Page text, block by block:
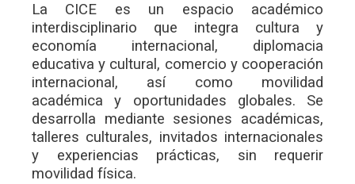
La CICE es un espacio académico
interdisciplinario que integra cultura y
economía internacional, diplomacia
educativa y cultural, comercio y cooperación
internacional, así como movilidad
académica y oportunidades globales. Se
desarrolla mediante sesiones académicas,
talleres culturales, invitados internacionales
y experiencias prácticas, sin requerir
movilidad física.